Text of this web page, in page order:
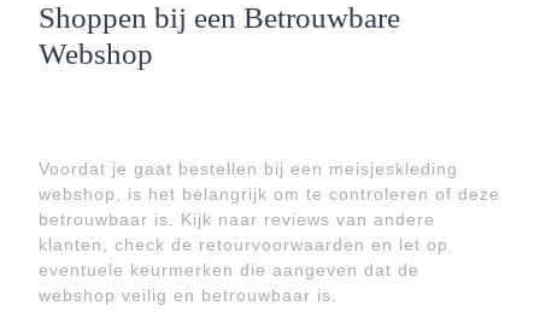
Shoppen bij een Betrouwbare
Webshop
Voordat je gaat bestellen bij een meisjeskleding
webshop, is het belangrijk om te controleren of deze
betrouwbaar is. Kijk naar reviews van andere
klanten, check de retourvoorwaarden en let op
eventuele keurmerken die aangeven dat de
webshop veilig en betrouwbaar is.